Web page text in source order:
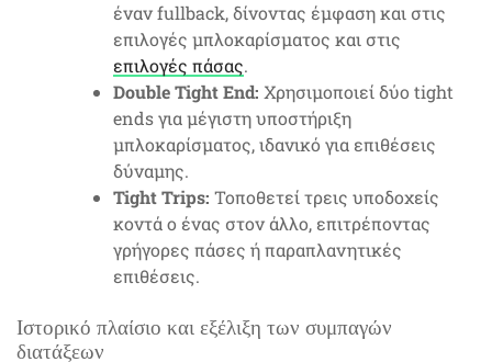
έναν fullback, δίνοντας έμφαση και στις
επιλογές μπλοκαρίσματος και στις
επιλογές πάσας.
Double Tight End: Χρησιμοποιεί δύο tight
ends για μέγιστη υποστήριξη
μπλοκαρίσματος, ιδανικό για επιθέσεις
δύναμης.
Tight Trips: Τοποθετεί τρεις υποδοχείς
κοντά ο ένας στον άλλο, επιτρέποντας
γρήγορες πάσες ή παραπλανητικές
επιθέσεις.
Ιστορικό πλαίσιο και εξέλιξη των συμπαγών
διατάξεων